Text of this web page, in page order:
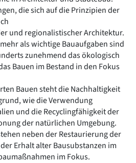
die sich auf die Prinzipien der
und regionalistischer Architektur.
als wichtige Bauaufgaben sind
zunehmend das ökologisch
Bauen im Bestand in den Fokus
Bauen steht die Nachhaltigkeit
wie die Verwendung
und die Recyclingfähigkeit der
der natürlichen Umgebung.
neben der Restaurierung der
Erhalt alter Bausubstanzen im
im Fokus.